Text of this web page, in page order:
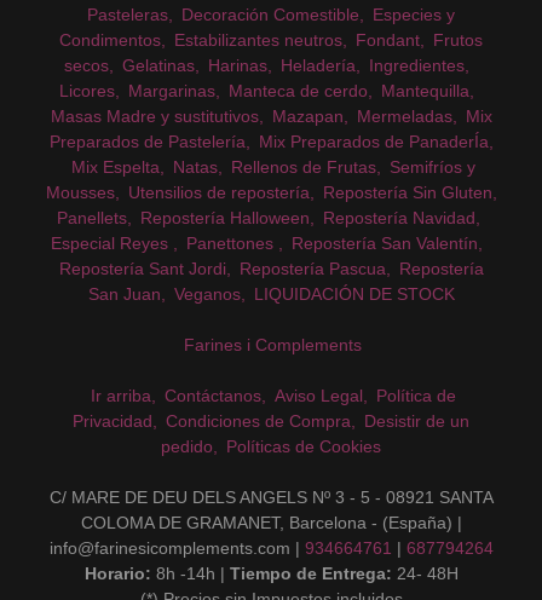
Pasteleras
Decoración Comestible
Especies y
Condimentos
Estabilizantes neutros Fondant
Frutos
secos
Gelatinas Harinas Heladería
Ingredientes
Licores
Margarinas Manteca de cerdo
Mantequilla
Masas Madre y sustitutivos
Mazapan Mermeladas
Mix
Preparados de Pastelería
Mix Preparados de PanaderÍa
Mix Espelta
Natas Rellenos de Frutas
Semifríos y
Mousses
Utensilios de repostería
Repostería Sin Gluten
Panellets
Repostería Halloween
Repostería Navidad
Especial Reyes
Panettones
Repostería San Valentín
Repostería Sant Jordi
Repostería Pascua
Repostería
San Juan
Veganos LIQUIDACIÓN DE STOCK
Farines i Complements
Ir arriba Contáctanos Aviso Legal
Política de
Privacidad
Condiciones de Compra
Desistir de un
pedido
Políticas de Cookies
C/ MARE DE DEU DELS ANGELS Nº 3 - 5 - 08921 SANTA
COLOMA DE GRAMANET, Barcelona - (España) |
info@farinesicomplements.com | 934664761 | 687794264
Horario: 8h -14h | Tiempo de Entrega: 24- 48H